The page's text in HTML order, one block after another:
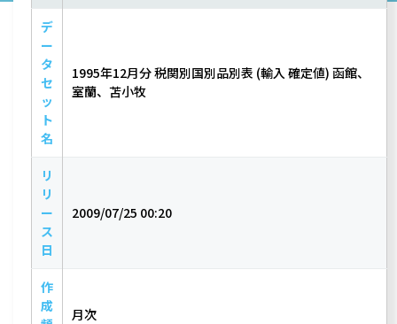
デ
ー
タ
セ
ッ
ト
名
1995年12月分 税関別国別品別表 (輸入 確定値) 函館、
室蘭、苫小牧
リ
リ
ー
ス
日
2009/07/25 00:20
作
成
月次